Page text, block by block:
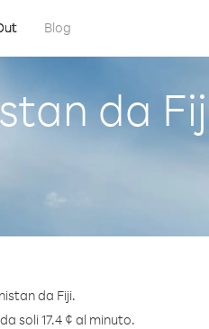
Blog
da
da Fiji.
soli 17.4 ¢ al minuto.